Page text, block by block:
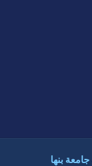
جامعة بنها